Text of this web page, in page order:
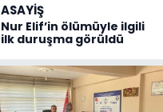
ASAYİŞ
Nur Elif’in ölümüyle ilgili
ilk duruşma görüldü